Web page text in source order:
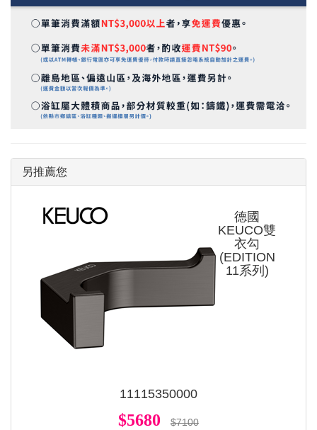
另推薦您
德國
KEUCO雙
衣勾
(EDITION
11系列)
11115350000
$5680 $7100